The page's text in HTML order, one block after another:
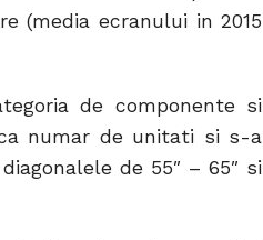
(media ecranului in 2015
de componente si
numar de unitati si s-a
de 55″ – 65″ si